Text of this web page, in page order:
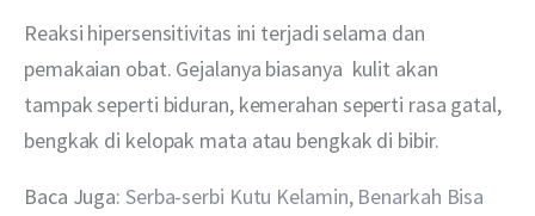
Reaksi hipersensitivitas ini terjadi selama dan
pemakaian obat. Gejalanya biasanya  kulit akan
tampak seperti biduran, kemerahan seperti rasa gatal,
bengkak di kelopak mata atau bengkak di bibir.
Baca Juga: Serba-serbi Kutu Kelamin, Benarkah Bisa